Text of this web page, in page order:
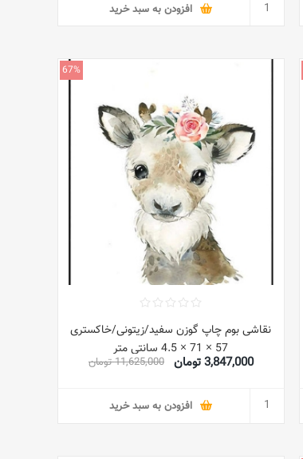
افزودن به سبد خرید
67%
نقاشی بوم چاپ گوزن سفید/زیتونی/خاکستری
57 × 71 × 4.5 سانتی متر
3,847,000 تومان 11,625,000 تومان
افزودن به سبد خرید